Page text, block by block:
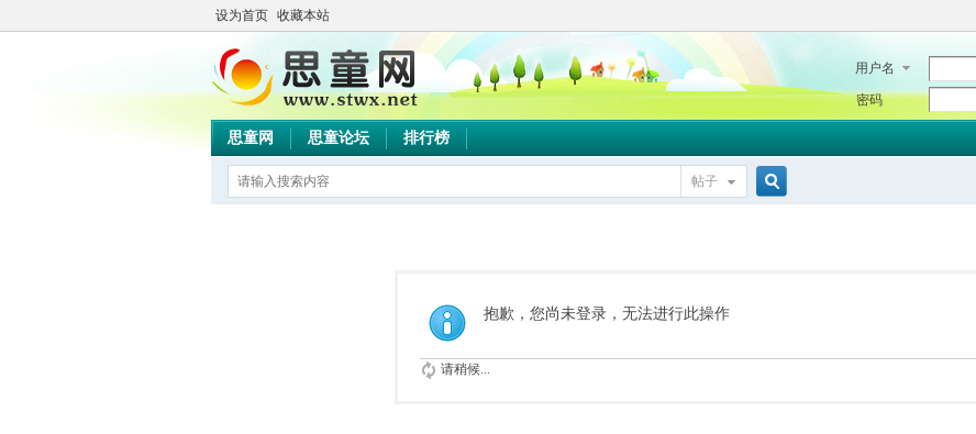
设为首页 收藏本站
用户名
密码
思童网 思童论坛 排行榜
帖子
抱歉，您尚未登录，无法进行此操作
请稍候...